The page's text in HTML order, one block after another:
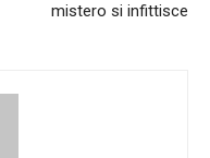
mistero si infittisce